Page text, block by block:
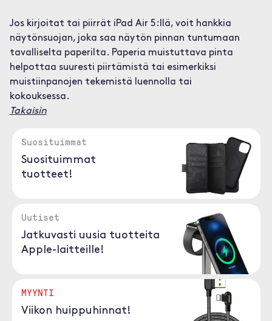
Jos kirjoitat tai piirrät iPad Air 5:llä, voit hankkia
näytönsuojan, joka saa näytön pinnan tuntumaan
tavalliselta paperilta. Paperia muistuttava pinta
helpottaa suuresti piirtämistä tai esimerkiksi
muistiinpanojen tekemistä luennolla tai
kokouksessa.
Takaisin
Suosituimmat
Suosituimmat
tuotteet!
Uutiset
Jatkuvasti uusia tuotteita
Apple-laitteille!
MYYNTI
Viikon huippuhinnat!